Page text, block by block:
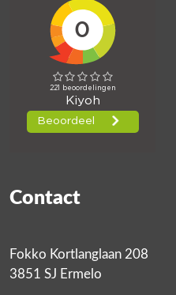
Contact
Fokko Kortlanglaan 208
3851 SJ Ermelo